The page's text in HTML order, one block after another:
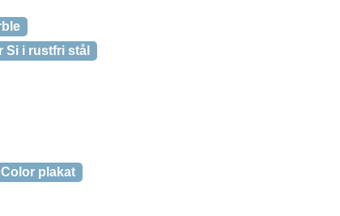
Si i rustfri stål
plakat